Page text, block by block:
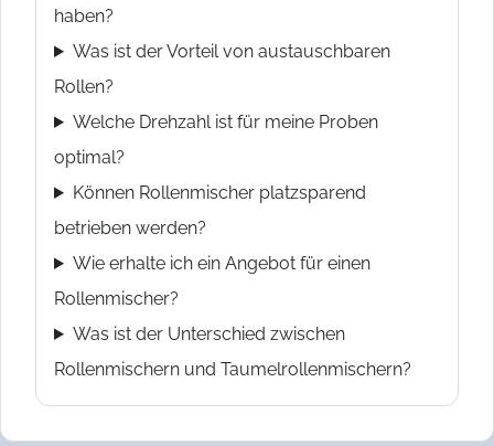
haben?
Was ist der Vorteil von austauschbaren
Rollen?
Welche Drehzahl ist für meine Proben
optimal?
Können Rollenmischer platzsparend
betrieben werden?
Wie erhalte ich ein Angebot für einen
Rollenmischer?
Was ist der Unterschied zwischen
Rollenmischern und Taumelrollenmischern?